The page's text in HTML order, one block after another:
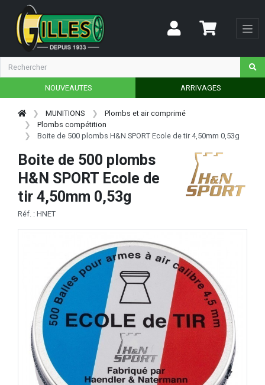
NOUVEAUTES ARRIVAGES
MUNITIONS
Plombs et air comprimé
Plombs compétition
Boite de 500 plombs H&N SPORT Ecole de tir 4,50mm 0,53g
Boite de 500 plombs
H&N SPORT Ecole de
tir 4,50mm 0,53g
Réf. : HNET